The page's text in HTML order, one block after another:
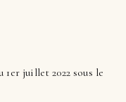
1er juillet 2022 sous le